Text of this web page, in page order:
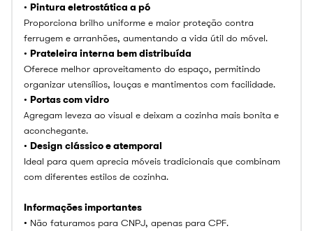
• Pintura eletrostática a pó
Proporciona brilho uniforme e maior proteção contra
ferrugem e arranhões, aumentando a vida útil do móvel.
• Prateleira interna bem distribuída
Oferece melhor aproveitamento do espaço, permitindo
organizar utensílios, louças e mantimentos com facilidade.
• Portas com vidro
Agregam leveza ao visual e deixam a cozinha mais bonita e
aconchegante.
• Design clássico e atemporal
Ideal para quem aprecia móveis tradicionais que combinam
com diferentes estilos de cozinha.
Informações importantes
• Não faturamos para CNPJ, apenas para CPF.